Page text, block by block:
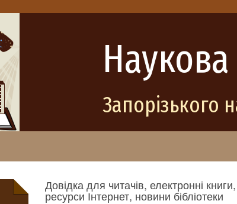
Наукова
Запорізького
Довідка для читачів, електронні
ресурси Інтернет, новини бібліотеки